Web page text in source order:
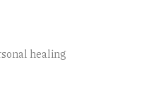
healing